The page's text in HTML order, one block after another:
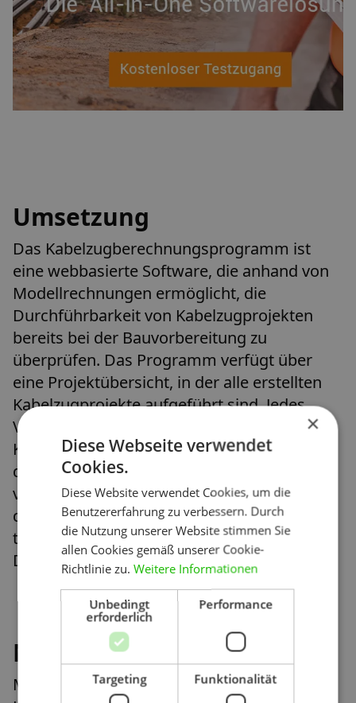
Umsetzung
Das Kabelzugberechnungsprogramm ist
eine webbasierte Software, die anhand von
Modellrechnungen ermöglicht, die
Durchführbarkeit von Kabelzugprojekten
bereits bei der Bauvorbereitung zu
überprüfen. Das Programm verfügt über
eine Projektübersicht, in der alle erstellten
Kabelzugprojekte aufgeführt sind. Jedes
Vorhaben ist wiederum unterteilt in
Kabelzugabschnitte und Trassenelemente,
deren Einstellungen und Daten jederzeit
verändert werden können. Die Ergebnisse
der Berechnungen werden sowohl in
tabellarischer als auch grafischer
Darstellung ausgegeben.
Nutzen
Mit der Nutzung des
×
Diese Webseite verwendet
Cookies.
Diese Website verwendet Cookies, um die
Benutzererfahrung zu verbessern. Durch
die Nutzung unserer Website stimmen Sie
allen Cookies gemäß unserer Cookie-
Richtlinie zu.Weitere Informationen
Unbedingt
erforderlich
Performance
Targeting Funktionalität